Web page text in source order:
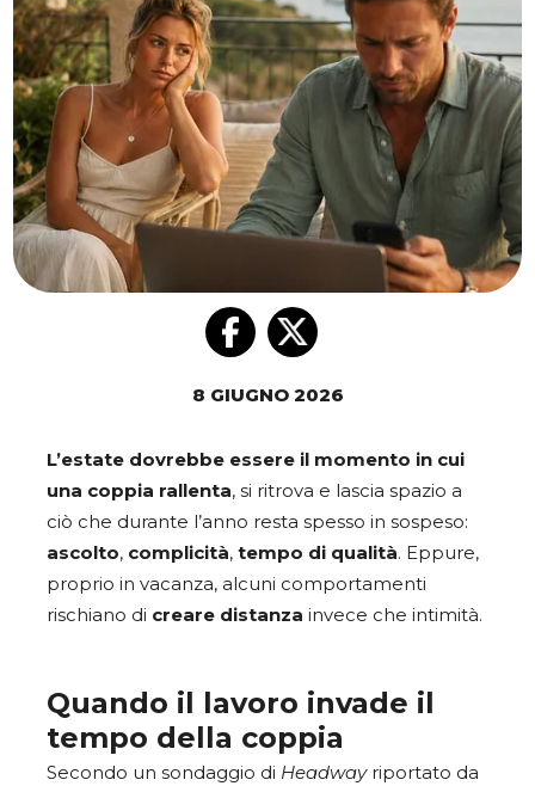
8 GIUGNO 2026
L’estate dovrebbe essere il momento in cui
una coppia rallenta, si ritrova e lascia spazio a
ciò che durante l’anno resta spesso in sospeso:
ascolto, complicità, tempo di qualità. Eppure,
proprio in vacanza, alcuni comportamenti
rischiano di creare distanza invece che intimità.
Quando il lavoro invade il
tempo della coppia
Secondo un sondaggio di Headway riportato da